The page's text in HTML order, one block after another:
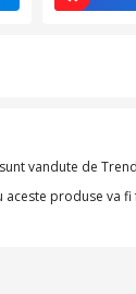
vandute de
produse va